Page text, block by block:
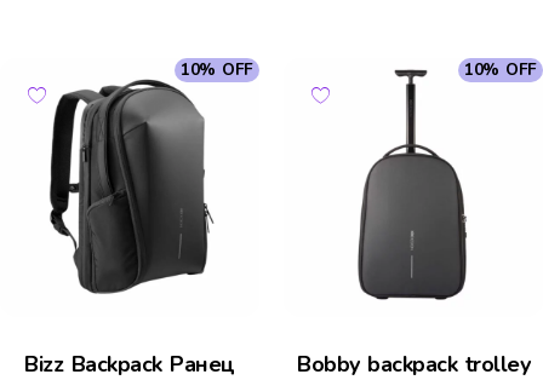
10% OFF
Bizz Backpack Ранец
10% OFF
Bobby backpack trolley